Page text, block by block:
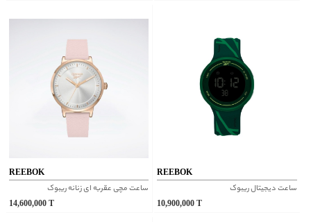
REEBOK
ساعت مچی عقربه ای زنانه ریبوک
14,600,000
REEBOK
ساعت دیجیتال ریبوک
10,900,000